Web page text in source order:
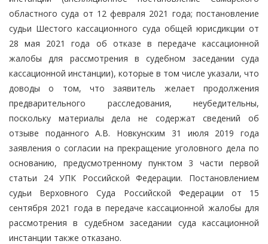
областного суда от 12 февраля 2021 года; постановление
судьи Шестого кассационного суда общей юрисдикции от
28 мая 2021 года об отказе в передаче кассационной
жалобы для рассмотрения в судебном заседании суда
кассационной инстанции), которые в том числе указали, что
доводы о том, что заявитель желает продолжения
предварительного расследования, неубедительны,
поскольку материалы дела не содержат сведений об
отзыве поданного А.В. Новкунским 31 июля 2019 года
заявления о согласии на прекращение уголовного дела по
основанию, предусмотренному пунктом 3 части первой
статьи 24 УПК Российской Федерации. Постановлением
судьи Верховного Суда Российской Федерации от 15
сентября 2021 года в передаче кассационной жалобы для
рассмотрения в судебном заседании суда кассационной
инстанции также отказано.